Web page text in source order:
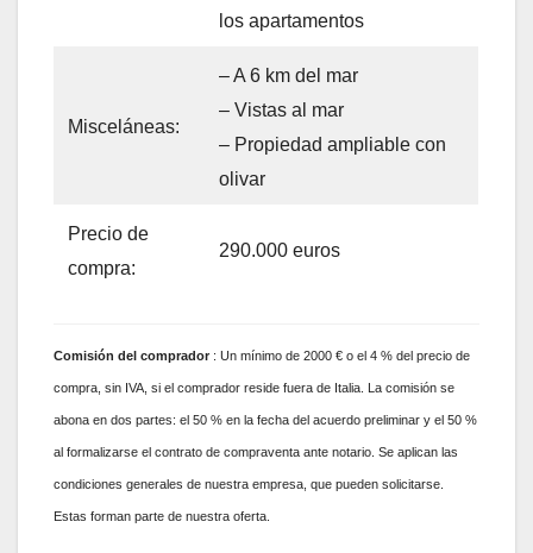
los apartamentos
Misceláneas:
– A 6 km del mar
– Vistas al mar
– Propiedad ampliable con
olivar
Precio de
compra:
290.000 euros
Comisión del comprador : Un mínimo de 2000 € o el 4 % del precio de
compra, sin IVA, si el comprador reside fuera de Italia. La comisión se
abona en dos partes: el 50 % en la fecha del acuerdo preliminar y el 50 %
al formalizarse el contrato de compraventa ante notario. Se aplican las
condiciones generales de nuestra empresa, que pueden solicitarse.
Estas forman parte de nuestra oferta.